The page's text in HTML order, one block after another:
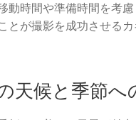
動時間や準備時間を考
とが撮影を成功させるカ
天候と季節へ